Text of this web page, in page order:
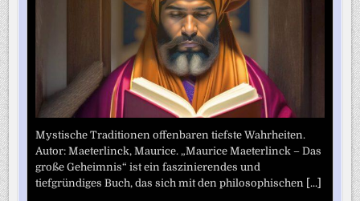
Mystische Traditionen offenbaren tiefste Wahrheiten.
Autor: Maeterlinck, Maurice. „Maurice Maeterlinck – Das
große Geheimnis“ ist ein faszinierendes und
tiefgründiges Buch, das sich mit den philosophischen [...]